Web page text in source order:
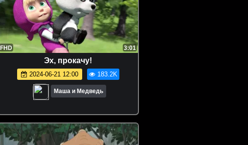
FHD 3:01
Эх, прокачу!
2024-06-21 12:00 183.2K
Маша и Медведь